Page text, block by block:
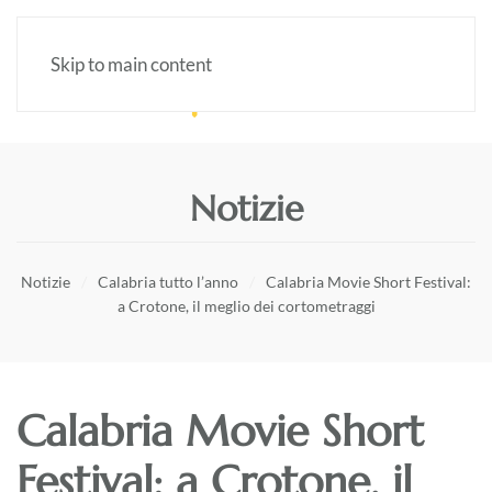
Skip to main content
Notizie
Notizie Calabria tutto l’anno
Calabria Movie Short Festival:
a Crotone, il meglio dei cortometraggi
Calabria Movie Short